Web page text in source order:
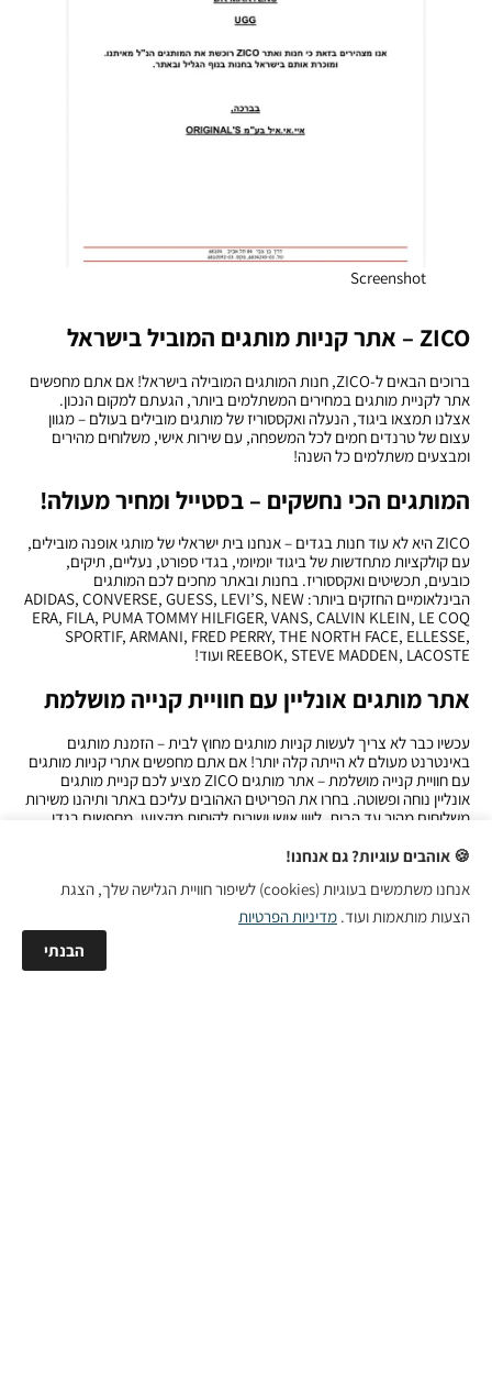
Screenshot
ZICO – אתר קניות מותגים המוביל בישראל
ברוכים הבאים ל-ZICO, חנות המותגים המובילה בישראל! אם אתם מחפשים
אתר לקניית מותגים במחירים המשתלמים ביותר, הגעתם למקום הנכון.
אצלנו תמצאו ביגוד, הנעלה ואקססוריז של מותגים מובילים בעולם – מגוון
עצום של טרנדים חמים לכל המשפחה, עם שירות אישי, משלוחים מהירים
ומבצעים משתלמים כל השנה!
המותגים הכי נחשקים – בסטייל ומחיר מעולה!
ZICO היא לא עוד חנות בגדים – אנחנו בית ישראלי של מותגי אופנה מובילים,
עם קולקציות מתחדשות של ביגוד יומיומי, בגדי ספורט, נעליים, תיקים,
כובעים, תכשיטים ואקססוריז. בחנות ובאתר מחכים לכם המותגים
הבינלאומיים החזקים ביותר: ADIDAS, CONVERSE, GUESS, LEVI’S, NEW
ERA, FILA, PUMA TOMMY HILFIGER, VANS, CALVIN KLEIN, LE COQ
SPORTIF, ARMANI, FRED PERRY, THE NORTH FACE, ELLESSE,
REEBOK, STEVE MADDEN, LACOSTE ועוד!
אתר מותגים אונליין עם חוויית קנייה מושלמת
עכשיו כבר לא צריך לעשות קניות מותגים מחוץ לבית – הזמנת מותגים
באינטרנט מעולם לא הייתה קלה יותר! אם אתם מחפשים אתרי קניות מותגים
עם חוויית קנייה מושלמת – אתר מותגים ZICO מציע לכם קניית מותגים
אונליין נוחה ופשוטה. בחרו את הפריטים האהובים עליכם באתר ותיהנו משירות
משלוחים מהיר עד הבית, ליווי אישי ושירות לקוחות מקצועי. מחפשים בגדי
קולקציות מובילות!
ZICO – חנות המותגים בנצרת נוף הגליל
מלבד רכישת מותגים באינטרנט, תוכלו לבקר גם בחנות הענקית שלנו – 400
🍪 אוהבים עוגיות? גם אנחנו!
אנחנו משתמשים בעוגיות (cookies) לשיפור חוויית הגלישה שלך, הצגת
הצעות מותאמות ועוד. מדיניות הפרטיות
הבנתי